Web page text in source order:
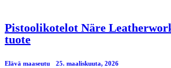
Pistoolikotelot Näre
tuote
Elävä maaseutu 25. maaliskuuta, 2026